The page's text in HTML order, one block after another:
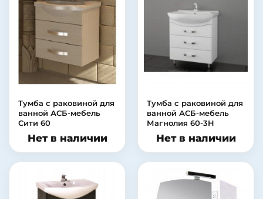
Тумба с раковиной для
ванной АСБ-мебель
Сити 60
Нет в наличии
Тумба с раковиной для
ванной АСБ-мебель
Магнолия 60-3H
Нет в наличии